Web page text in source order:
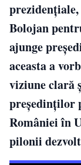
Bolojan
ajunge
aceasta a
viziune clară
președinților
României în
pilonii